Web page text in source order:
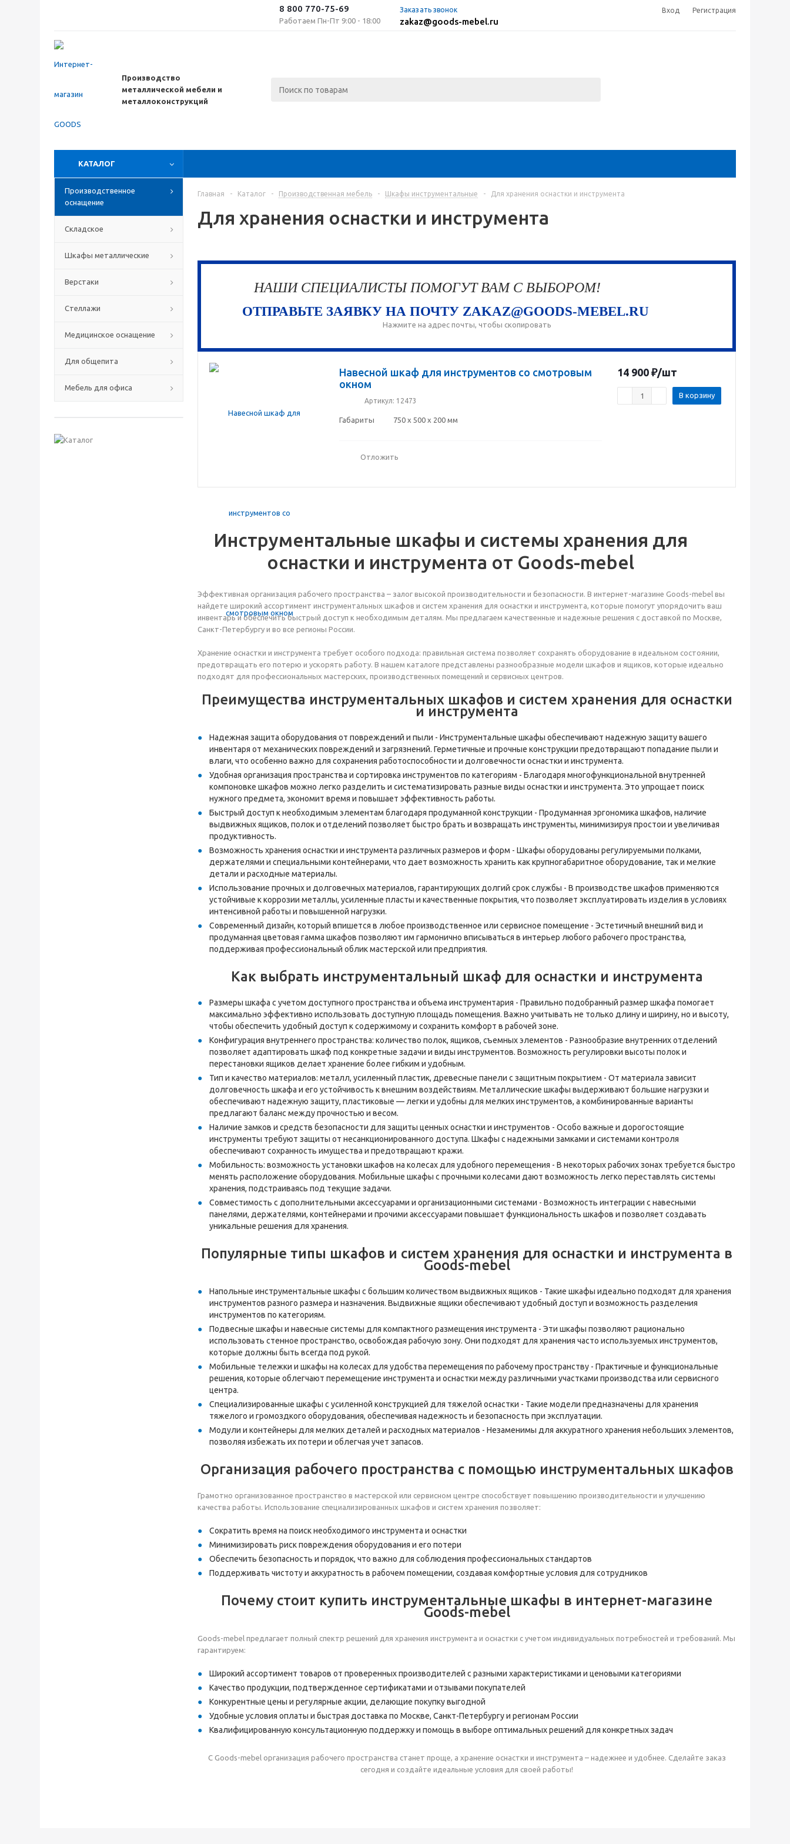
8 800 770-75-69
Работаем Пн-Пт 9:00 - 18:00
Заказать звонок
zakaz@goods-mebel.ru
Вход Регистрация
Производство
металлической мебели и
металлоконструкций
КАТАЛОГ
Производственное
оснащение
Складское
Шкафы металлические
Верстаки
Стеллажи
Медицинское оснащение
Для общепита
Мебель для офиса
Главная - Каталог - Производственная мебель - Шкафы инструментальные - Для хранения оснастки и инструмента
Для хранения оснастки и инструмента
НАШИ СПЕЦИАЛИСТЫ ПОМОГУТ ВАМ С ВЫБОРОМ!
ОТПРАВЬТЕ ЗАЯВКУ НА ПОЧТУ ZAKAZ@GOODS-MEBEL.RU
Нажмите на адрес почты, чтобы скопировать
Навесной шкаф для инструментов со смотровым
окном
Артикул: 12473
Габариты 750 x 500 x 200 мм
Отложить
14 900 ₽/шт
В корзину
Инструментальные шкафы и системы хранения для
оснастки и инструмента от Goods-mebel
Эффективная организация рабочего пространства – залог высокой производительности и безопасности. В интернет-магазине Goods-mebel вы
найдете широкий ассортимент инструментальных шкафов и систем хранения для оснастки и инструмента, которые помогут упорядочить ваш
инвентарь и обеспечить быстрый доступ к необходимым деталям. Мы предлагаем качественные и надежные решения с доставкой по Москве,
Санкт-Петербургу и во все регионы России.
Хранение оснастки и инструмента требует особого подхода: правильная система позволяет сохранять оборудование в идеальном состоянии,
предотвращать его потерю и ускорять работу. В нашем каталоге представлены разнообразные модели шкафов и ящиков, которые идеально
подходят для профессиональных мастерских, производственных помещений и сервисных центров.
Преимущества инструментальных шкафов и систем хранения для оснастки
и инструмента
Надежная защита оборудования от повреждений и пыли - Инструментальные шкафы обеспечивают надежную защиту вашего
инвентаря от механических повреждений и загрязнений. Герметичные и прочные конструкции предотвращают попадание пыли и
влаги, что особенно важно для сохранения работоспособности и долговечности оснастки и инструмента.
Удобная организация пространства и сортировка инструментов по категориям - Благодаря многофункциональной внутренней
компоновке шкафов можно легко разделить и систематизировать разные виды оснастки и инструмента. Это упрощает поиск
нужного предмета, экономит время и повышает эффективность работы.
Быстрый доступ к необходимым элементам благодаря продуманной конструкции - Продуманная эргономика шкафов, наличие
выдвижных ящиков, полок и отделений позволяет быстро брать и возвращать инструменты, минимизируя простои и увеличивая
продуктивность.
Возможность хранения оснастки и инструмента различных размеров и форм - Шкафы оборудованы регулируемыми полками,
держателями и специальными контейнерами, что дает возможность хранить как крупногабаритное оборудование, так и мелкие
детали и расходные материалы.
Использование прочных и долговечных материалов, гарантирующих долгий срок службы - В производстве шкафов применяются
устойчивые к коррозии металлы, усиленные пласты и качественные покрытия, что позволяет эксплуатировать изделия в условиях
интенсивной работы и повышенной нагрузки.
Современный дизайн, который впишется в любое производственное или сервисное помещение - Эстетичный внешний вид и
продуманная цветовая гамма шкафов позволяют им гармонично вписываться в интерьер любого рабочего пространства,
поддерживая профессиональный облик мастерской или предприятия.
Как выбрать инструментальный шкаф для оснастки и инструмента
Размеры шкафа с учетом доступного пространства и объема инструментария - Правильно подобранный размер шкафа помогает
максимально эффективно использовать доступную площадь помещения. Важно учитывать не только длину и ширину, но и высоту,
чтобы обеспечить удобный доступ к содержимому и сохранить комфорт в рабочей зоне.
Конфигурация внутреннего пространства: количество полок, ящиков, съемных элементов - Разнообразие внутренних отделений
позволяет адаптировать шкаф под конкретные задачи и виды инструментов. Возможность регулировки высоты полок и
перестановки ящиков делает хранение более гибким и удобным.
Тип и качество материалов: металл, усиленный пластик, древесные панели с защитным покрытием - От материала зависит
долговечность шкафа и его устойчивость к внешним воздействиям. Металлические шкафы выдерживают большие нагрузки и
обеспечивают надежную защиту, пластиковые — легки и удобны для мелких инструментов, а комбинированные варианты
предлагают баланс между прочностью и весом.
Наличие замков и средств безопасности для защиты ценных оснастки и инструментов - Особо важные и дорогостоящие
инструменты требуют защиты от несанкционированного доступа. Шкафы с надежными замками и системами контроля
обеспечивают сохранность имущества и предотвращают кражи.
Мобильность: возможность установки шкафов на колесах для удобного перемещения - В некоторых рабочих зонах требуется быстро
менять расположение оборудования. Мобильные шкафы с прочными колесами дают возможность легко переставлять системы
хранения, подстраиваясь под текущие задачи.
Совместимость с дополнительными аксессуарами и организационными системами - Возможность интеграции с навесными
панелями, держателями, контейнерами и прочими аксессуарами повышает функциональность шкафов и позволяет создавать
уникальные решения для хранения.
Популярные типы шкафов и систем хранения для оснастки и инструмента в
Goods-mebel
Напольные инструментальные шкафы с большим количеством выдвижных ящиков - Такие шкафы идеально подходят для хранения
инструментов разного размера и назначения. Выдвижные ящики обеспечивают удобный доступ и возможность разделения
инструментов по категориям.
Подвесные шкафы и навесные системы для компактного размещения инструмента - Эти шкафы позволяют рационально
использовать стенное пространство, освобождая рабочую зону. Они подходят для хранения часто используемых инструментов,
которые должны быть всегда под рукой.
Мобильные тележки и шкафы на колесах для удобства перемещения по рабочему пространству - Практичные и функциональные
решения, которые облегчают перемещение инструмента и оснастки между различными участками производства или сервисного
центра.
Специализированные шкафы с усиленной конструкцией для тяжелой оснастки - Такие модели предназначены для хранения
тяжелого и громоздкого оборудования, обеспечивая надежность и безопасность при эксплуатации.
Модули и контейнеры для мелких деталей и расходных материалов - Незаменимы для аккуратного хранения небольших элементов,
позволяя избежать их потери и облегчая учет запасов.
Организация рабочего пространства с помощью инструментальных шкафов
Грамотно организованное пространство в мастерской или сервисном центре способствует повышению производительности и улучшению
качества работы. Использование специализированных шкафов и систем хранения позволяет:
Сократить время на поиск необходимого инструмента и оснастки
Минимизировать риск повреждения оборудования и его потери
Обеспечить безопасность и порядок, что важно для соблюдения профессиональных стандартов
Поддерживать чистоту и аккуратность в рабочем помещении, создавая комфортные условия для сотрудников
Почему стоит купить инструментальные шкафы в интернет-магазине
Goods-mebel
Goods-mebel предлагает полный спектр решений для хранения инструмента и оснастки с учетом индивидуальных потребностей и требований. Мы
гарантируем:
Широкий ассортимент товаров от проверенных производителей с разными характеристиками и ценовыми категориями
Качество продукции, подтвержденное сертификатами и отзывами покупателей
Конкурентные цены и регулярные акции, делающие покупку выгодной
Удобные условия оплаты и быстрая доставка по Москве, Санкт-Петербургу и регионам России
Квалифицированную консультационную поддержку и помощь в выборе оптимальных решений для конкретных задач
С Goods-mebel организация рабочего пространства станет проще, а хранение оснастки и инструмента – надежнее и удобнее. Сделайте заказ
сегодня и создайте идеальные условия для своей работы!